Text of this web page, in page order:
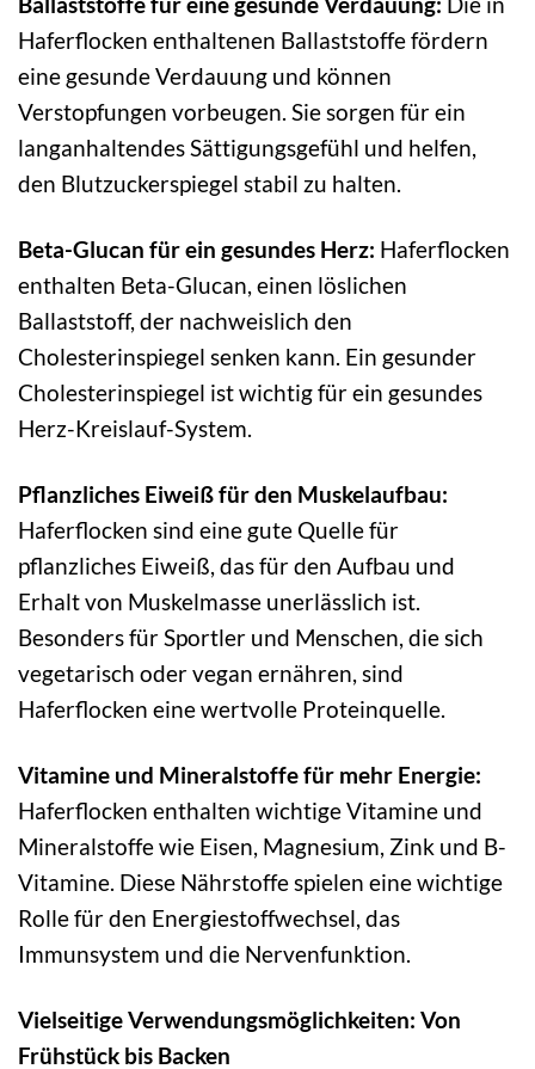
Haferflocken enthaltenen Ballaststoffe fördern
eine gesunde Verdauung und können
Verstopfungen vorbeugen. Sie sorgen für ein
langanhaltendes Sättigungsgefühl und helfen,
den Blutzuckerspiegel stabil zu halten.
Beta-Glucan für ein gesundes Herz: Haferflocken
enthalten Beta-Glucan, einen löslichen
Ballaststoff, der nachweislich den
Cholesterinspiegel senken kann. Ein gesunder
Cholesterinspiegel ist wichtig für ein gesundes
Herz-Kreislauf-System.
Pflanzliches Eiweiß für den Muskelaufbau:
Haferflocken sind eine gute Quelle für
pflanzliches Eiweiß, das für den Aufbau und
Erhalt von Muskelmasse unerlässlich ist.
Besonders für Sportler und Menschen, die sich
vegetarisch oder vegan ernähren, sind
Haferflocken eine wertvolle Proteinquelle.
Vitamine und Mineralstoffe für mehr Energie:
Haferflocken enthalten wichtige Vitamine und
Mineralstoffe wie Eisen, Magnesium, Zink und B-
Vitamine. Diese Nährstoffe spielen eine wichtige
Rolle für den Energiestoffwechsel, das
Immunsystem und die Nervenfunktion.
Vielseitige Verwendungsmöglichkeiten: Von
Frühstück bis Backen